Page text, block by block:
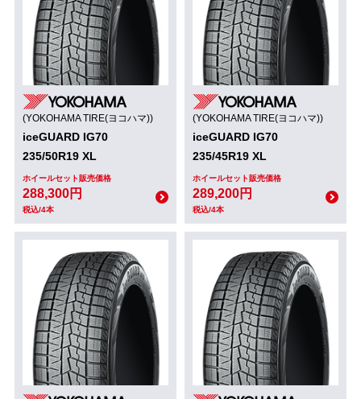
(YOKOHAMA TIRE(ヨコハマ))
iceGUARD IG70
235/50R19 XL
ホイールセット販売価格
288,300円
税込/4本
(YOKOHAMA TIRE(ヨコハマ))
iceGUARD IG70
235/45R19 XL
ホイールセット販売価格
289,200円
税込/4本